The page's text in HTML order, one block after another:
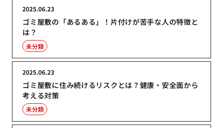
ゴミ屋敷の「あるある」！片付けが苦手な人の特徴と
は？
2025.06.23
未分類
ゴミ屋敷に住み続けるリスクとは？健康・安全面から
考える対策
2025.06.23
未分類